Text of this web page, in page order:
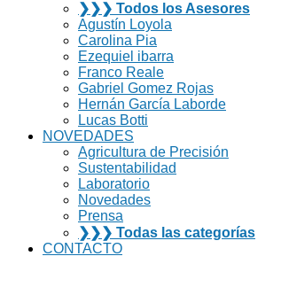
❯❯❯ Todos los Asesores
Agustín Loyola
Carolina Pia
Ezequiel ibarra
Franco Reale
Gabriel Gomez Rojas
Hernán García Laborde
Lucas Botti
NOVEDADES
Agricultura de Precisión
Sustentabilidad
Laboratorio
Novedades
Prensa
❯❯❯ Todas las categorías
CONTACTO